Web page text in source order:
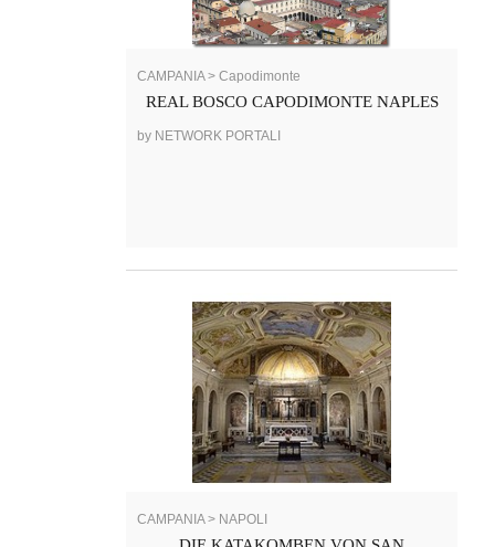
CAMPANIA > Capodimonte
REAL BOSCO CAPODIMONTE NAPLES
by NETWORK PORTALI
CAMPANIA > NAPOLI